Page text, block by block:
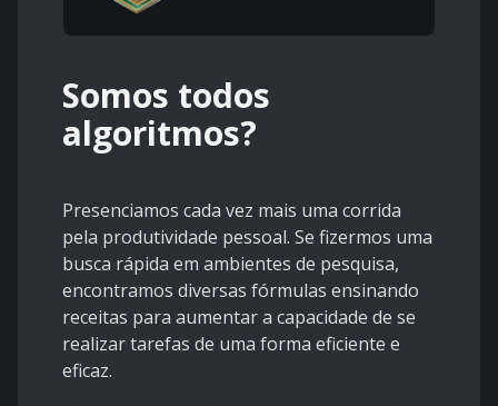
Somos todos
algoritmos?
Presenciamos cada vez mais uma corrida
pela produtividade pessoal. Se fizermos uma
busca rápida em ambientes de pesquisa,
encontramos diversas fórmulas ensinando
receitas para aumentar a capacidade de se
realizar tarefas de uma forma eficiente e
eficaz.